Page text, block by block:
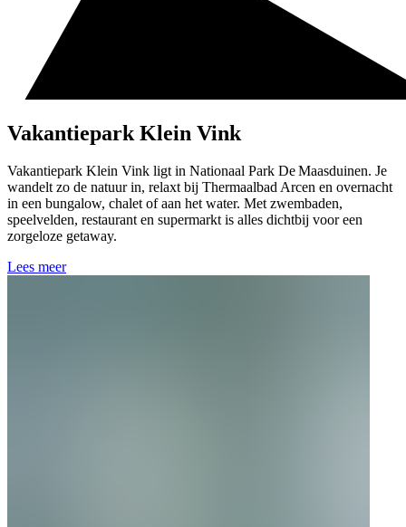
Vakantiepark Klein Vink
Vakantiepark Klein Vink ligt in Nationaal Park De Maasduinen. Je
wandelt zo de natuur in, relaxt bij Thermaalbad Arcen en overnacht
in een bungalow, chalet of aan het water. Met zwembaden,
speelvelden, restaurant en supermarkt is alles dichtbij voor een
zorgeloze getaway.
Lees meer